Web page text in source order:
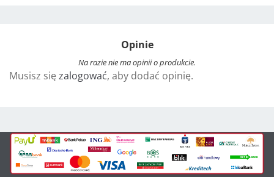
n
v
:
Opinie
Na razie nie ma opinii o produkcie.
Musisz się zalogować, aby dodać opinię.